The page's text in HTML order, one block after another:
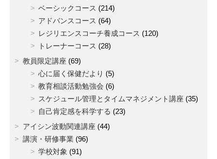
ベーシックコース (214)
アドバンスコース (64)
レジリエンスコーチ養成コース (120)
トレーナーコース (28)
教員限定講座 (69)
心に届く保健だより (5)
教育相談活動勉強会 (6)
スケジュール管理とタイムマネジメント講座 (35)
自己肯定感を科学する (23)
アイシン波動関連講座 (44)
講演・研修事業 (96)
学校対象 (91)